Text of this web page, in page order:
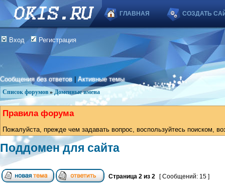
ГЛАВНАЯ СОЗДАТЬ
Вход Регистрация
Сообщения без ответов |Активные темы
Список форумов » Доменные имена
Правила форума
Пожалуйста, прежде чем задавать вопрос, воспользуйтесь поиском,
Поддомен для сайта
Страница 2 из 2 [ Сообщений: 15 ]